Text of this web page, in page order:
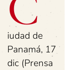
iudad de
Panamá, 17
dic (Prensa